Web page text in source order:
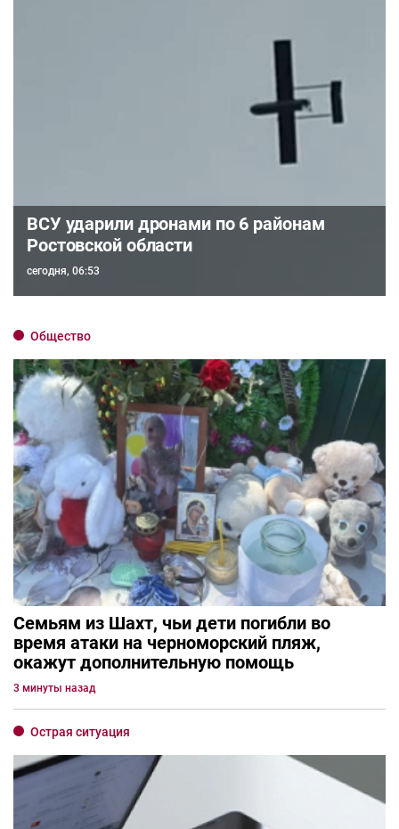
ВСУ ударили дронами по 6 районам
Ростовской области
сегодня, 06:53
Общество
Семьям из Шахт, чьи дети погибли во
время атаки на черноморский пляж,
окажут дополнительную помощь
3 минуты назад
Острая ситуация